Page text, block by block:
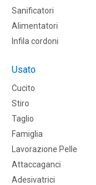
Sanificatori
Alimentatori
Infila cordoni
Usato
Cucito
Stiro
Taglio
Famiglia
Lavorazione Pelle
Attaccaganci
Adesivatrici